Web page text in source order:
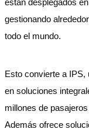
están desplegados
gestionando
todo el mundo.
Esto convierte a IPS,
en soluciones
millones de
Además ofrece